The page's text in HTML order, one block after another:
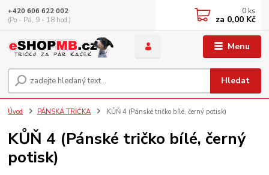
Menu
Hledat
+420 606 622 002
(Po - Pá, 9 - 18 hod.)
0 ks
za 0,00 Kč
Úvod PÁNSKÁ TRIČKA KŮŇ 4 (Pánské tričko bílé, černý potisk)
KŮŇ 4 (Pánské tričko bílé, černý
potisk)